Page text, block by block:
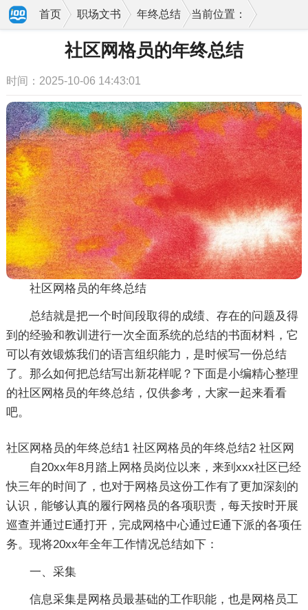
当前位置：
首页 职场文书 年终总结
社区网格员的年终总结
时间：2025-10-06 14:43:01
社区网格员的年终总结
总结就是把一个时间段取得的成绩、存在的问题及得
到的经验和教训进行一次全面系统的总结的书面材料，它
可以有效锻炼我们的语言组织能力，是时候写一份总结
了。那么如何把总结写出新花样呢？下面是小编精心整理
的社区网格员的年终总结，仅供参考，大家一起来看看
吧。
社区网格员的年终总结1
自20xx年8月踏上网格员岗位以来，来到xxx社区已经
快三年的时间了，也对于网格员这份工作有了更加深刻的
认识，能够认真的履行网格员的各项职责，每天按时开展
巡查并通过E通打开，完成网格中心通过E通下派的各项任
务。现将20xx年全年工作情况总结如下：
一、采集
信息采集是网格员最基础的工作职能，也是网格员工
社区网格员的年终总结2 社区网